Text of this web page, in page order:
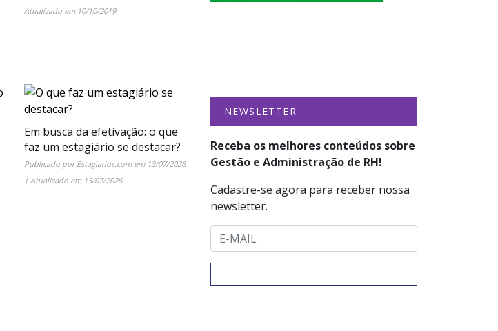
Atualizado em 10/10/2019
Em busca da efetivação: o que
faz um estagiário se destacar?
Publicado porEstagiarios.comem 13/07/2026
| Atualizado em 13/07/2026
NEWSLETTER
Receba os melhores conteúdos sobre
Gestão e Administração de RH!
Cadastre-se agora para receber nossa
newsletter.